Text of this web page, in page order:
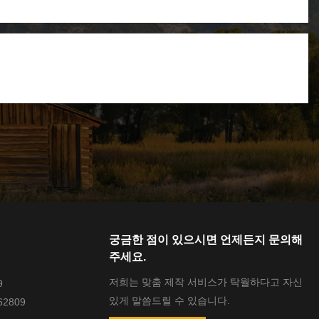
궁금한 점이 있으시면 언제든지 문의해
주세요.
저희는 맞춤 제작 서비스가 탁월하다고 자신
있게 말씀드릴 수 있습니다.